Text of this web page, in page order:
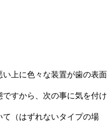
上に色々な装置が歯の表面
すから、次の事に気を付け
（はずれないタイプの場